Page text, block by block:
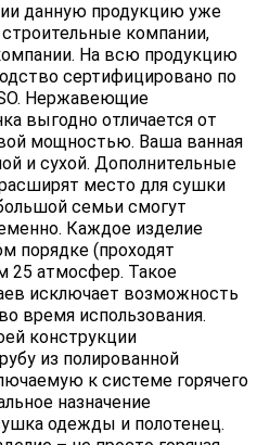
данную продукцию уже
компании,
На всю продукцию
сертифицировано по
Нержавеющие
выгодно отличается от
мощностью. Ваша ванная
и сухой. Дополнительные
место для сушки
семьи смогут
Каждое изделие
порядке (проходят
25 атмосфер. Такое
исключает возможность
время использования.
конструкции
из полированной
к системе горячего
назначение
одежды и полотенец.